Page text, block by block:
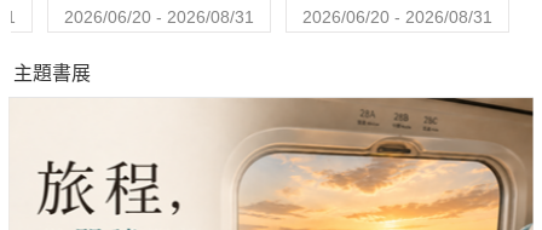
2026/06/20 - 2026/08/31 2026/06/20 - 2026/08/31
主題書展